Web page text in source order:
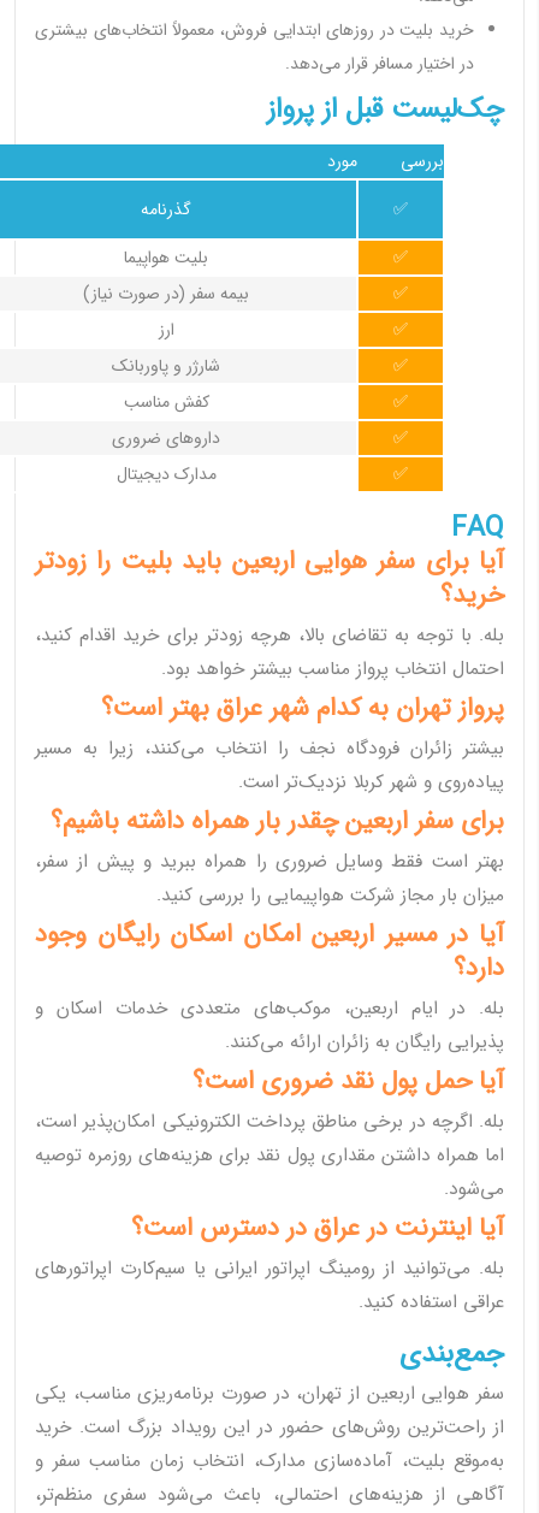
خرید بلیت در روزهای ابتدایی فروش، معمولاً انتخاب‌های بیشتری
در اختیار مسافر قرار می‌دهد.
چک‌لیست قبل از پرواز
مورد
بررسی
گذرنامه
✅
بلیت هواپیما
✅
بیمه سفر (در صورت نیاز)
✅
ارز
✅
شارژر و پاوربانک
✅
کفش مناسب
✅
داروهای ضروری
✅
مدارک دیجیتال
✅
FAQ
آیا برای سفر هوایی اربعین باید بلیت را زودتر
خرید؟
بله. با توجه به تقاضای بالا، هرچه زودتر برای خرید اقدام کنید،
احتمال انتخاب پرواز مناسب بیشتر خواهد بود.
پرواز تهران به کدام شهر عراق بهتر است؟
بیشتر زائران فرودگاه نجف را انتخاب می‌کنند، زیرا به مسیر
پیاده‌روی و شهر کربلا نزدیک‌تر است.
برای سفر اربعین چقدر بار همراه داشته باشیم؟
بهتر است فقط وسایل ضروری را همراه ببرید و پیش از سفر،
میزان بار مجاز شرکت هواپیمایی را بررسی کنید.
آیا در مسیر اربعین امکان اسکان رایگان وجود
دارد؟
بله. در ایام اربعین، موکب‌های متعددی خدمات اسکان و
پذیرایی رایگان به زائران ارائه می‌کنند.
آیا حمل پول نقد ضروری است؟
بله. اگرچه در برخی مناطق پرداخت الکترونیکی امکان‌پذیر است،
اما همراه داشتن مقداری پول نقد برای هزینه‌های روزمره توصیه
می‌شود.
آیا اینترنت در عراق در دسترس است؟
بله. می‌توانید از رومینگ اپراتور ایرانی یا سیم‌کارت اپراتورهای
عراقی استفاده کنید.
جمع‌بندی
سفر هوایی اربعین از تهران، در صورت برنامه‌ریزی مناسب، یکی
از راحت‌ترین روش‌های حضور در این رویداد بزرگ است. خرید
به‌موقع بلیت، آماده‌سازی مدارک، انتخاب زمان مناسب سفر و
آگاهی از هزینه‌های احتمالی، باعث می‌شود سفری منظم‌تر،